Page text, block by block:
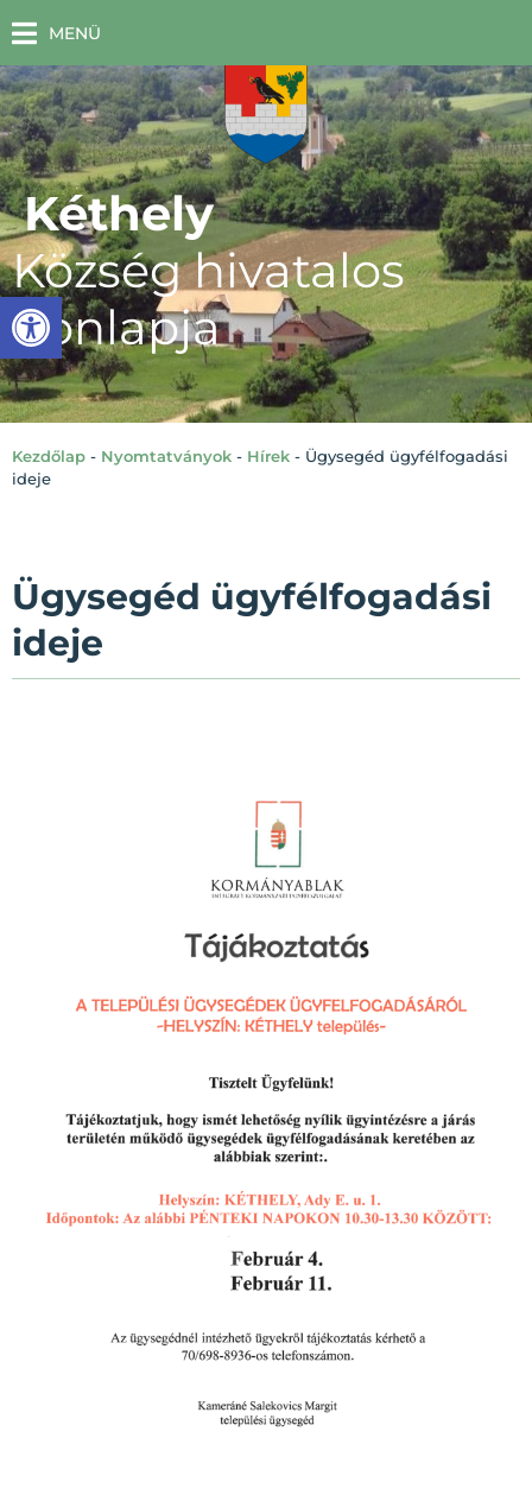
Eszköztár megnyitása
MENÜ
Kéthely
Község hivatalos
honlapja
Kezdőlap - Nyomtatványok - Hírek - Ügysegéd ügyfélfogadási
ideje
Ügysegéd ügyfélfogadási
ideje